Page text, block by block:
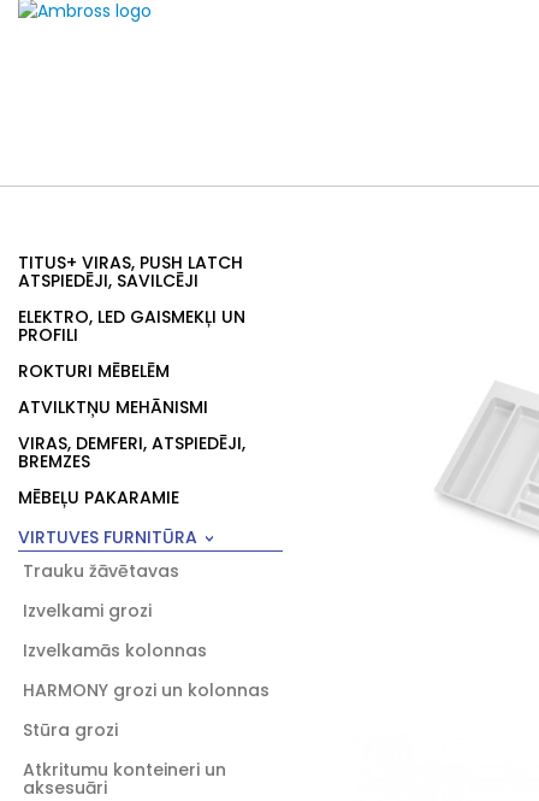
TITUS+ VIRAS, PUSH LATCH
ATSPIEDĒJI, SAVILCĒJI
ELEKTRO, LED GAISMEKĻI UN
PROFILI
ROKTURI MĒBELĒM
ATVILKTŅU MEHĀNISMI
VIRAS, DEMFERI, ATSPIEDĒJI,
BREMZES
MĒBEĻU PAKARAMIE
VIRTUVES FURNITŪRA
Trauku žāvētavas
Izvelkami grozi
Izvelkamās kolonnas
HARMONY grozi un kolonnas
Stūra grozi
Atkritumu konteineri un
aksesuāri